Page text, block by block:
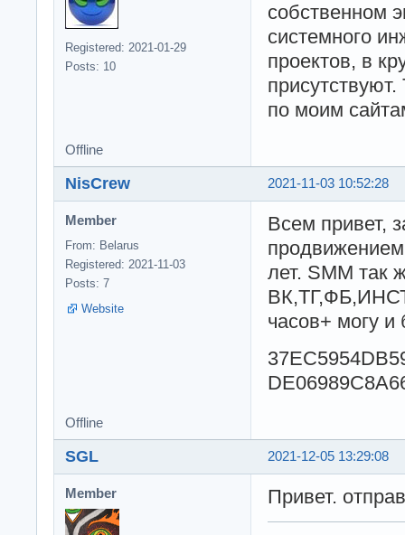
Registered: 2021-01-29
Posts: 10
собственном
системного
проектов, в
по моим
Offline
2021-11-03 10:52:28
NisCrew
Member
From: Belarus
Registered: 2021-11-03
Posts: 7
Website
Всем привет,
лет. SMM так
часов+ могу
Offline
2021-12-05 13:29:08
SGL
Member Привет.